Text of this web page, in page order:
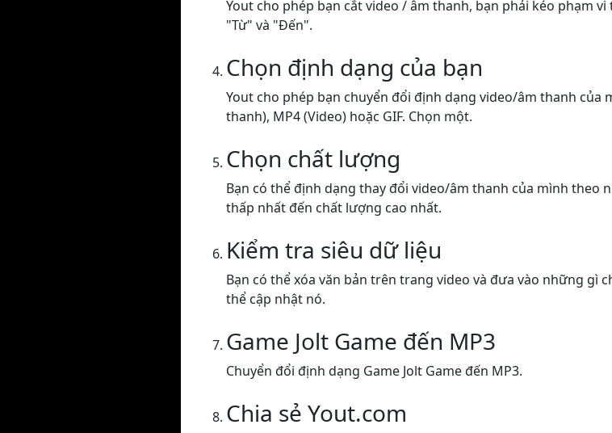
Yout cho phép bạn cắt video / âm thanh, bạn phải kéo phạm
"Từ" và "Đến".
Chọn định dạng của bạn
Yout cho phép bạn chuyển đổi định dạng video/âm thanh của
thanh), MP4 (Video) hoặc GIF. Chọn một.
Chọn chất lượng
Bạn có thể định dạng thay đổi video/âm thanh của mình theo
thấp nhất đến chất lượng cao nhất.
Kiểm tra siêu dữ liệu
Bạn có thể xóa văn bản trên trang video và đưa vào những gì
thể cập nhật nó.
Game Jolt Game đến MP3
Chuyển đổi định dạng Game Jolt Game đến MP3.
Chia sẻ Yout.com